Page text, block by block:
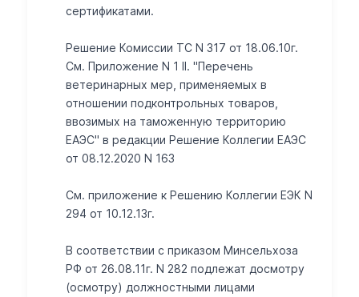
сертификатами.
Решение Комиссии ТС N 317 от 18.06.10г.
См. Приложение N 1 II. "Перечень
ветеринарных мер, применяемых в
отношении подконтрольных товаров,
ввозимых на таможенную территорию
ЕАЭС" в редакции Решение Коллегии ЕАЭС
от 08.12.2020 N 163
Cм. приложение к Решению Коллегии ЕЭК N
294 от 10.12.13г.
В соответствии с приказом Минсельхоза
РФ от 26.08.11г. N 282 подлежат досмотру
(осмотру) должностными лицами